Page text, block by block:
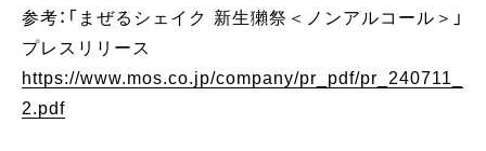
参考：「まぜるシェイク 新生獺祭＜ノンアルコール＞」
プレスリリース
https://www.mos.co.jp/company/pr_pdf/pr_240711_
2.pdf